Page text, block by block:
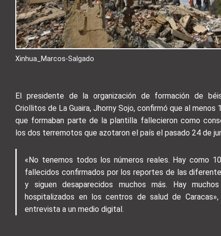
Xinhua_Marcos-Salgado
El presidente de la organización de formación de
Criollitos de La Guaira, Jhorny Sojo, confirmó que al menos
que formaban parte de la plantilla fallecieron como
los dos terremotos que azotaron el país el pasado 24 de
«No tenemos todos los números reales. Hay como
fallecidos confirmados por los reportes de las
y siguen desaparecidos muchos más. Hay
hospitalizados en los centros de salud de
entrevista a un medio digital.